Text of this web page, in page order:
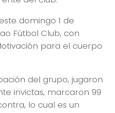
domingo 1 de
Fútbol Club, con
para el cuerpo
del grupo, jugaron
invictas, marcaron 99
lo cual es un